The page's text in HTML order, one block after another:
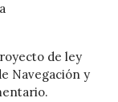
de ley
Navegación y